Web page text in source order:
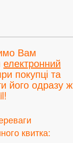
Вам
електронний
покупці та
його одразу ж
квитка: